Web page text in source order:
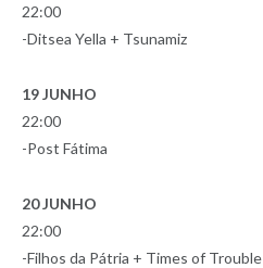
22:00
-Ditsea Yella + Tsunamiz
19 JUNHO
22:00
-Post Fátima
20 JUNHO
22:00
-Filhos da Pátria + Times of Trouble